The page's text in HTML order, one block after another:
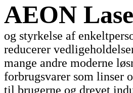
AEON
og styrkelse af
reducerer
mange andre moderne
forbrugsvarer som linser
til brugerne og drevet